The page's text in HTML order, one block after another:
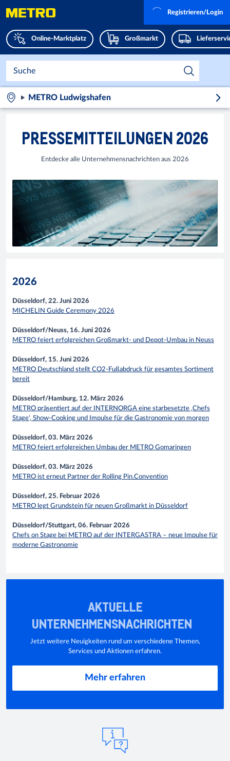
Online-Marktplatz Großmarkt
Registrieren/Login
METRO Ludwigshafen
PRESSEMITTEILUNGEN 2026
Entdecke alle Unternehmensnachrichten aus 2026
2026
Düsseldorf, 22. Juni 2026
MICHELIN Guide Ceremony 2026
Düsseldorf/Neuss, 16. Juni 2026
METRO feiert erfolgreichen Großmarkt- und Depot-Umbau in Neuss
Düsseldorf, 15. Juni 2026
METRO Deutschland stellt CO2-Fußabdruck für gesamtes Sortiment
bereit
Düsseldorf/Hamburg, 12. März 2026
METRO präsentiert auf der INTERNORGA eine starbesetzte ‚Chefs
Stage‘, Show-Cooking und Impulse für die Gastronomie von morgen
Düsseldorf, 03. März 2026
METRO feiert erfolgreichen Umbau der METRO Gomaringen
Düsseldorf, 03. März 2026
METRO ist erneut Partner der Rolling Pin.Convention
Düsseldorf, 25. Februar 2026
METRO legt Grundstein für neuen Großmarkt in Düsseldorf
Düsseldorf/Stuttgart, 06. Februar 2026
Chefs on Stage bei METRO auf der INTERGASTRA – neue Impulse für
moderne Gastronomie
AKTUELLE
UNTERNEHMENSNACHRICHTEN
Jetzt weitere Neuigkeiten rund um verschiedene Themen,
Services und Aktionen erfahren.
Mehr erfahren